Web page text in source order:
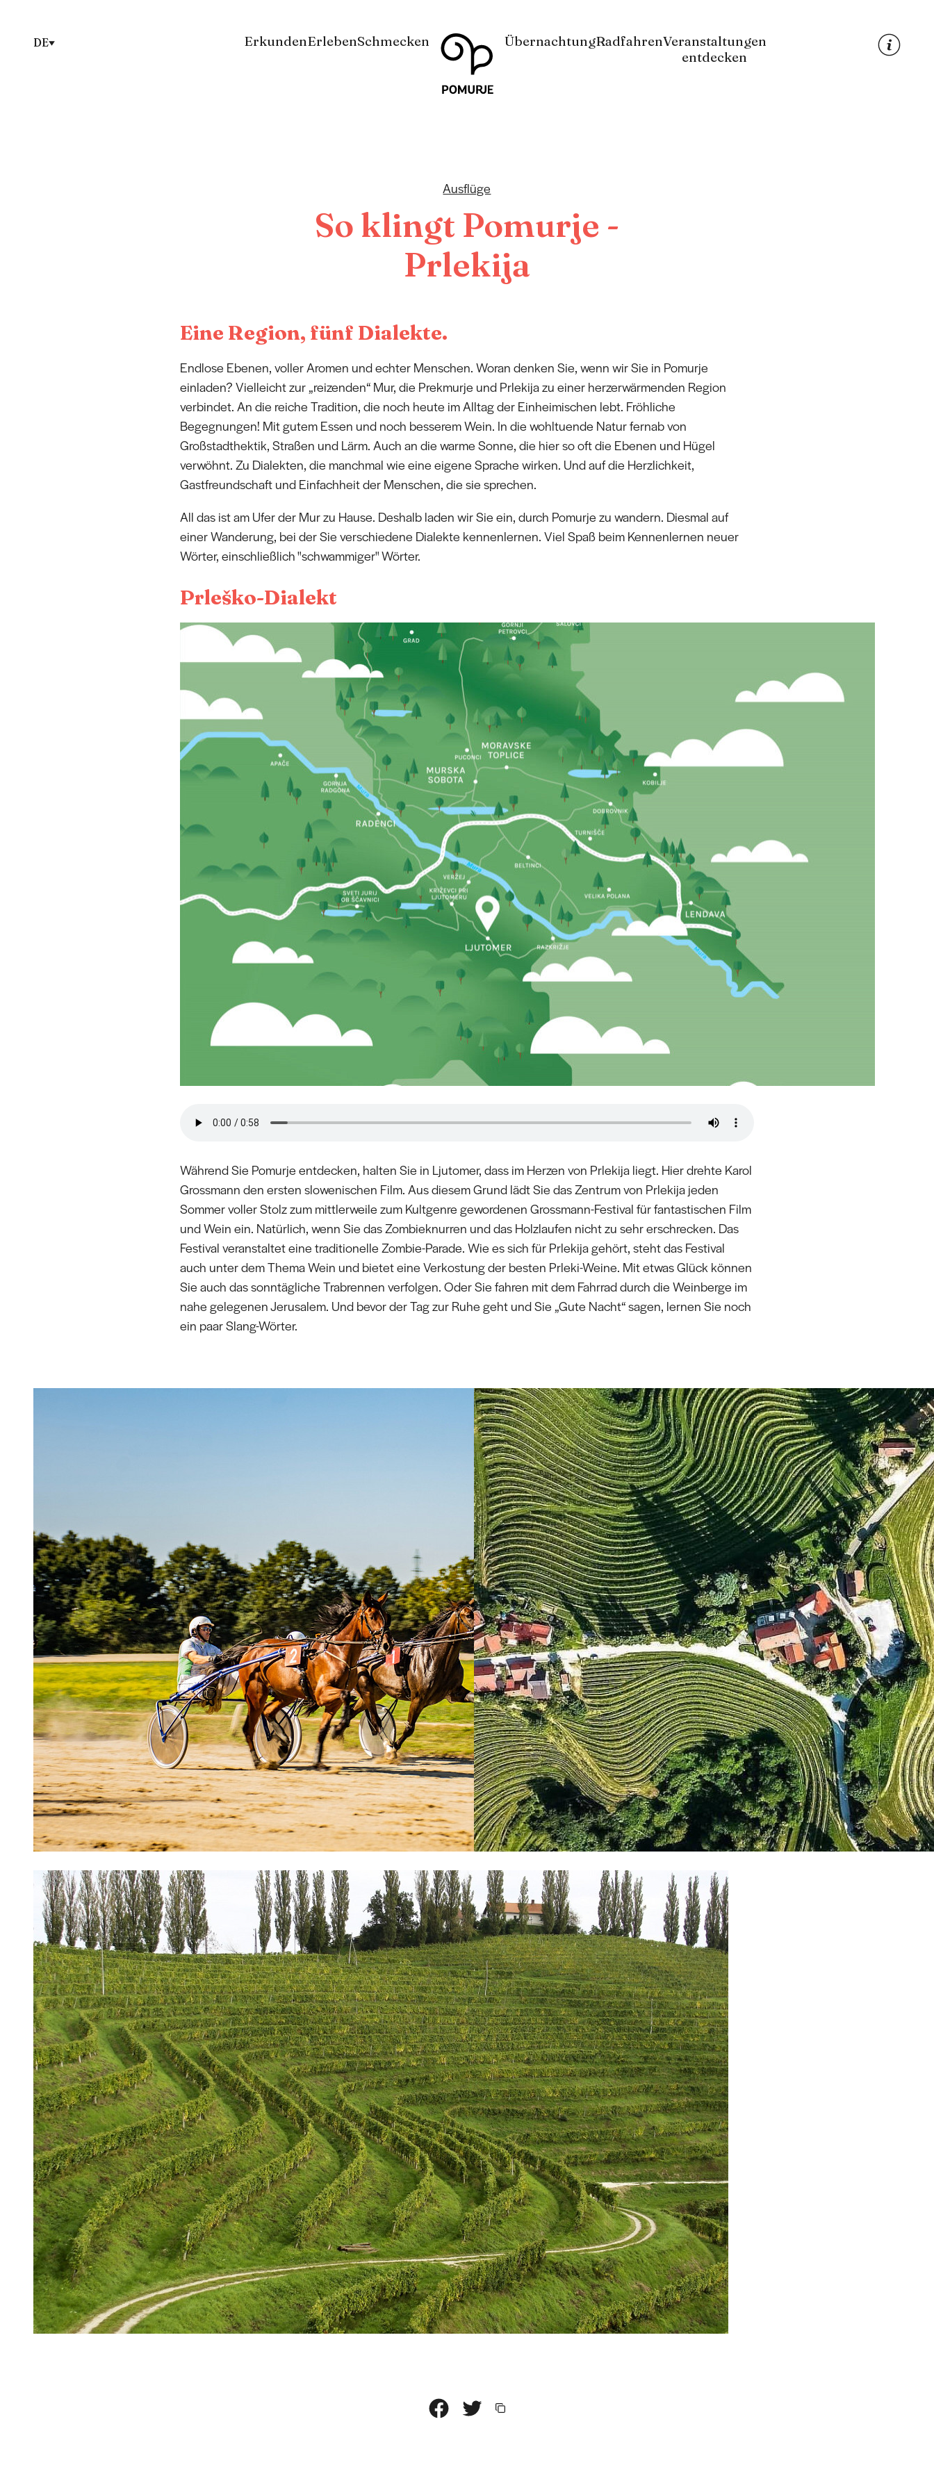
vsebino
DE ErkundenErlebenSchmecken ÜbernachtungRadfahrenVeranstaltungen
entdecken
Ausflüge
So klingt Pomurje -
Prlekija
Eine Region, fünf Dialekte.
Endlose Ebenen, voller Aromen und echter Menschen. Woran denken Sie, wenn wir Sie in Pomurje
einladen? Vielleicht zur „reizenden“ Mur, die Prekmurje und Prlekija zu einer herzerwärmenden Region
verbindet. An die reiche Tradition, die noch heute im Alltag der Einheimischen lebt. Fröhliche
Begegnungen! Mit gutem Essen und noch besserem Wein. In die wohltuende Natur fernab von
Großstadthektik, Straßen und Lärm. Auch an die warme Sonne, die hier so oft die Ebenen und Hügel
verwöhnt. Zu Dialekten, die manchmal wie eine eigene Sprache wirken. Und auf die Herzlichkeit,
Gastfreundschaft und Einfachheit der Menschen, die sie sprechen.
All das ist am Ufer der Mur zu Hause. Deshalb laden wir Sie ein, durch Pomurje zu wandern. Diesmal auf
einer Wanderung, bei der Sie verschiedene Dialekte kennenlernen. Viel Spaß beim Kennenlernen neuer
Wörter, einschließlich "schwammiger" Wörter.
Prleško-Dialekt
Während Sie Pomurje entdecken, halten Sie in Ljutomer, dass im Herzen von Prlekija liegt. Hier drehte Karol
Grossmann den ersten slowenischen Film. Aus diesem Grund lädt Sie das Zentrum von Prlekija jeden
Sommer voller Stolz zum mittlerweile zum Kultgenre gewordenen Grossmann-Festival für fantastischen Film
und Wein ein. Natürlich, wenn Sie das Zombieknurren und das Holzlaufen nicht zu sehr erschrecken. Das
Festival veranstaltet eine traditionelle Zombie-Parade. Wie es sich für Prlekija gehört, steht das Festival
auch unter dem Thema Wein und bietet eine Verkostung der besten Prleki-Weine. Mit etwas Glück können
Sie auch das sonntägliche Trabrennen verfolgen. Oder Sie fahren mit dem Fahrrad durch die Weinberge im
nahe gelegenen Jerusalem. Und bevor der Tag zur Ruhe geht und Sie „Gute Nacht“ sagen, lernen Sie noch
ein paar Slang-Wörter.